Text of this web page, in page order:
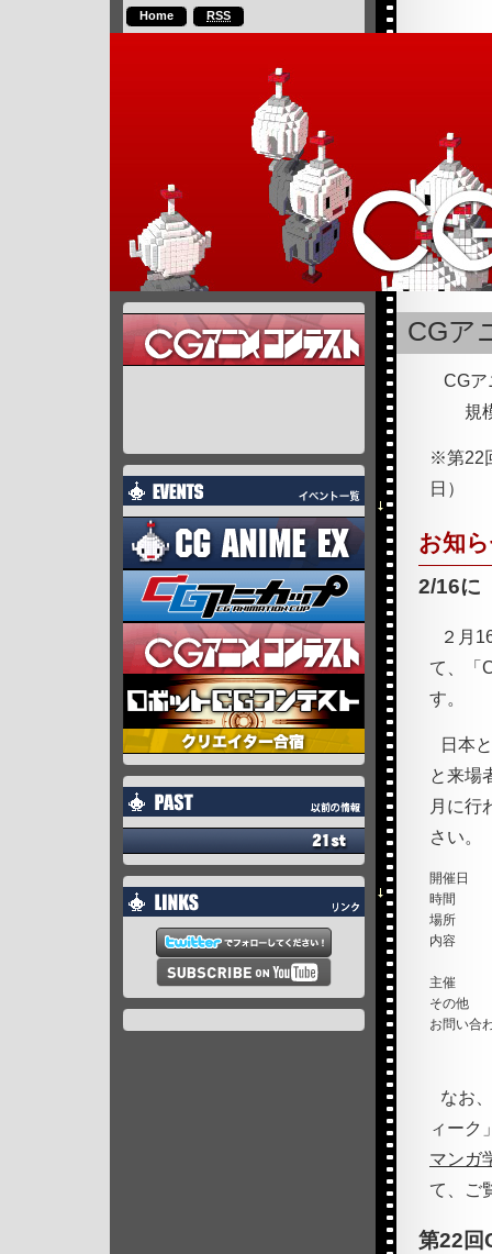
Home RSS
CGア
CGア
規
※第22
日）
お知
2/16に
２月
て、「
す。
日本
と来場
月に行
さい。
開催日
時間
場所
内容
主催
その他
お問い合
なお
ィーク
マンガ
て、ご
第22回